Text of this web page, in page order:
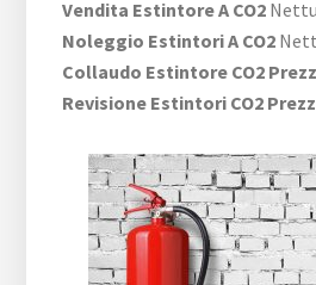
Vendita Estintore A CO2
Noleggio Estintori A CO2
Collaudo Estintore CO2
Revisione Estintori CO2